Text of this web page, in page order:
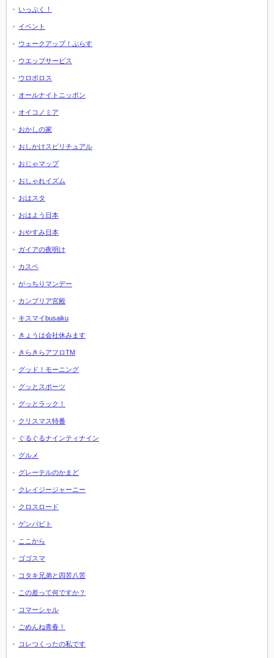
いっぷく！
イベント
ウェークアップ！ぷらす
ウエッブサービス
ウロボロス
オールナイトニッポン
オイコノミア
おかしの家
おしかけスピリチュアル
おじゃマップ
おしゃれイズム
おはスタ
おはよう日本
おやすみ日本
ガイアの夜明け
カスペ
がっちりマンデー
カンブリア宮殿
キスマイbusaiku
きょうは会社休みます
きらきらアフロTM
グッド！モーニング
グッとスポーツ
グッとラック！
クリスマス特番
ぐるぐるナインティナイン
グルメ
グレーテルのかまど
クレイジージャーニー
クロスロード
ゲンバビト
ここから
ゴゴスマ
コタキ兄弟と四苦八苦
この差って何ですか？
コマーシャル
ごめんね青春！
コレつくったの私です